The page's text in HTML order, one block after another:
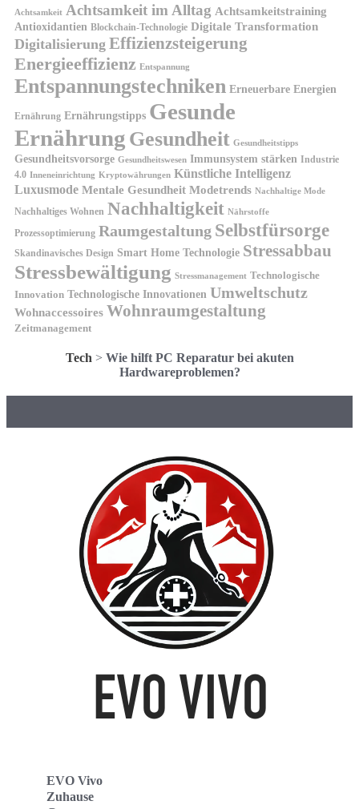
Achtsamkeit Achtsamkeit im Alltag Achtsamkeitstraining
Antioxidantien Blockchain-Technologie Digitale Transformation
Digitalisierung Effizienzsteigerung
Energieeffizienz Entspannung
Entspannungstechniken Erneuerbare Energien
Ernährung Ernährungstipps Gesunde
Ernährung Gesundheit Gesundheitstipps
Gesundheitsvorsorge Gesundheitswesen Immunsystem stärken Industrie
4.0 Inneneinrichtung Kryptowährungen Künstliche Intelligenz
Luxusmode Mentale Gesundheit Modetrends Nachhaltige Mode
Nachhaltiges Wohnen Nachhaltigkeit Nährstoffe
Prozessoptimierung Raumgestaltung Selbstfürsorge
Skandinavisches Design Smart Home Technologie Stressabbau
Stressbewältigung Stressmanagement Technologische
Innovation Technologische Innovationen Umweltschutz
Wohnaccessoires Wohnraumgestaltung
Zeitmanagement
Tech > Wie hilft PC Reparatur bei akuten
Hardwareproblemen?
EVO Vivo
Zuhause